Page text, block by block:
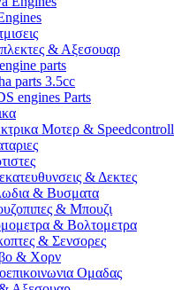
& Αξεσουαρ
parts
parts 3.5cc
engines Parts
Μοτερ & Speedcontroll
& Δεκτες
& Βυσματα
& Μπουζι
& Βολτομετρα
& Σενσορες
& Χορν
Ομαδας